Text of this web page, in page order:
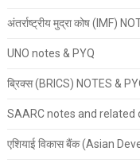
अंतर्राष्ट्रीय मुद्रा कोष (IMF)
UNO notes & PYQ
ब्रिक्स (BRICS) NOTES &
SAARC notes and related
एशियाई विकास बैंक (Asian